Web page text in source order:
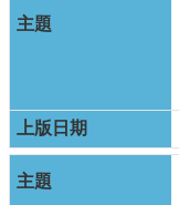
頁
市
政
府
網